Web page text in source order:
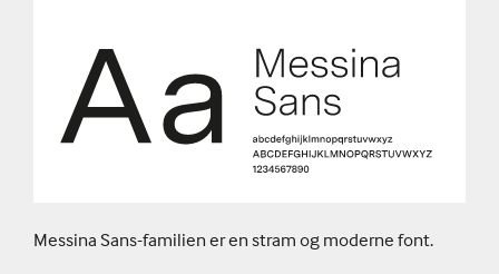
Messina Sans-familien er en stram og moderne font.